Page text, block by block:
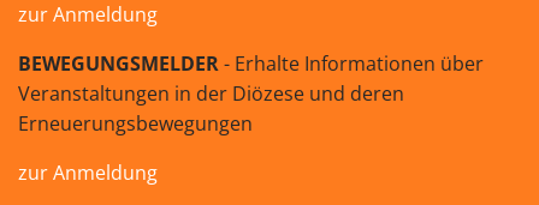
zur Anmeldung
BEWEGUNGSMELDER- Erhalte Informationen über
Veranstaltungen in der Diözese und deren
Erneuerungsbewegungen
zur Anmeldung